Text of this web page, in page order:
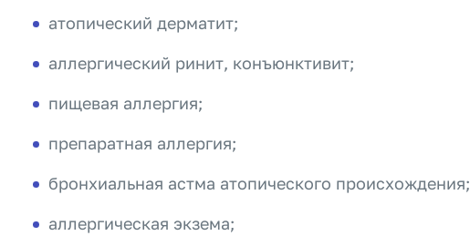
атопический дерматит;
аллергический ринит, конъюнктивит;
пищевая аллергия;
препаратная аллергия;
бронхиальная астма атопического происхождения;
аллергическая экзема;